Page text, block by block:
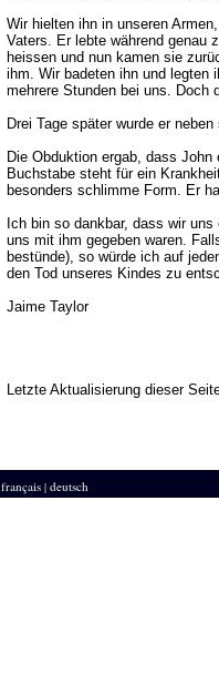
Wir hielten ihn in unseren
Vaters. Er lebte während genau
heissen und nun kamen sie
ihm. Wir badeten ihn und legten
mehrere Stunden bei uns. Doch
Drei Tage später wurde er
Die Obduktion ergab, dass
Buchstabe steht für ein
besonders schlimme Form. Er
Ich bin so dankbar, dass wir
uns mit ihm gegeben waren.
bestünde), so würde ich auf
den Tod unseres Kindes zu
Jaime Taylor
Letzte Aktualisierung dieser
français | deutsch